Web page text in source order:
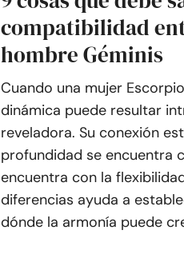
compatibilidad
hombre Géminis
Cuando una mujer
dinámica puede resultar
reveladora. Su conexión
profundidad se encuentra
encuentra con la
diferencias ayuda a
dónde la armonía puede